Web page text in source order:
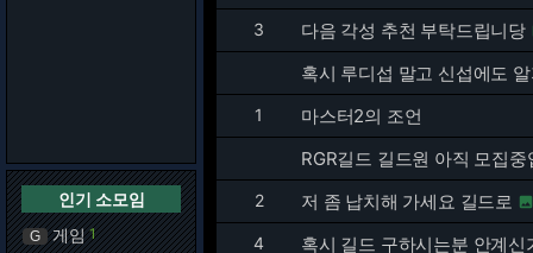
인기 소모임
G 게임 1
3 다음 각성 추천 부탁드립니당
혹시 루디섭 말고 신섭에도
1
마스터2의 조언
RGR길드 길드원 아직 모집
2 저 좀 납치해 가세요 길드로 
4 혹시 길드 구하시는분 안계신